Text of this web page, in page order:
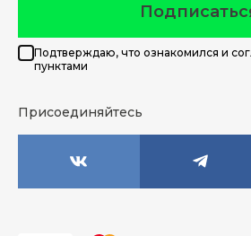
Подтверждаю, что ознакомился и
пунктами
Присоединяйтесь